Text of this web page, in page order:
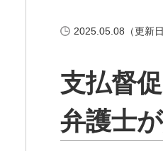
2025.05.08（更新
支払督
弁護士